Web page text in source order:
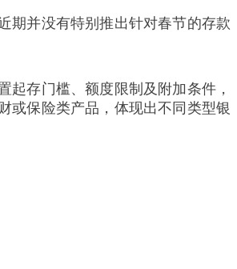
期并没有特别推出针对春节的存款
存门槛、额度限制及附加条件，
或保险类产品，体现出不同类型银